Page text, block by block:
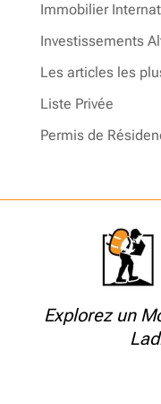
Immobilier
Investissements
Les articles les
Liste Privée
Permis de
Explorez un